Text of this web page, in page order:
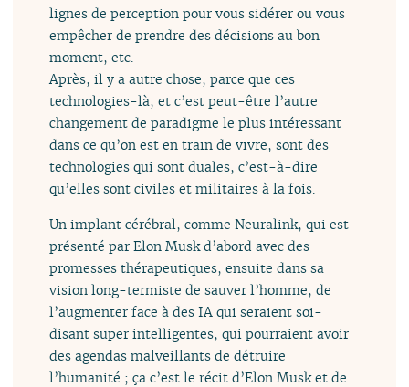
lignes de perception pour vous sidérer ou vous
empêcher de prendre des décisions au bon
moment, etc.
Après, il y a autre chose, parce que ces
technologies-là, et c’est peut-être l’autre
changement de paradigme le plus intéressant
dans ce qu’on est en train de vivre, sont des
technologies qui sont duales, c’est-à-dire
qu’elles sont civiles et militaires à la fois.
Un implant cérébral, comme Neuralink, qui est
présenté par Elon Musk d’abord avec des
promesses thérapeutiques, ensuite dans sa
vision long-termiste de sauver l’homme, de
l’augmenter face à des IA qui seraient soi-
disant super intelligentes, qui pourraient avoir
des agendas malveillants de détruire
l’humanité ; ça c’est le récit d’Elon Musk et de